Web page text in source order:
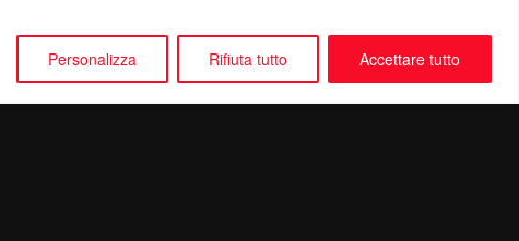
Personalizza Rifiuta tutto Accettare tutto